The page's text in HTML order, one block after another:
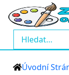
Úvodní